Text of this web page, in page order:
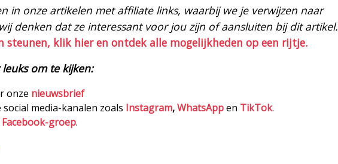
in onze artikelen met affiliate links, waarbij we je verwijzen naar
denken dat ze interessant voor jou zijn of aansluiten bij dit artikel.
steunen, klik hier en ontdek alle mogelijkheden op een rijtje.
om te kijken:
onze nieuwsbrief
media-kanalen zoals Instagram,WhatsAppen TikTok.
Facebook-groep.